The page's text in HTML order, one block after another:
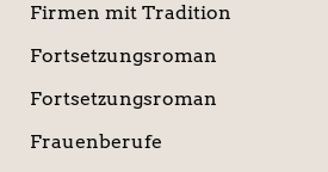
Firmen mit Tradition
Fortsetzungsroman
Fortsetzungsroman
Frauenberufe